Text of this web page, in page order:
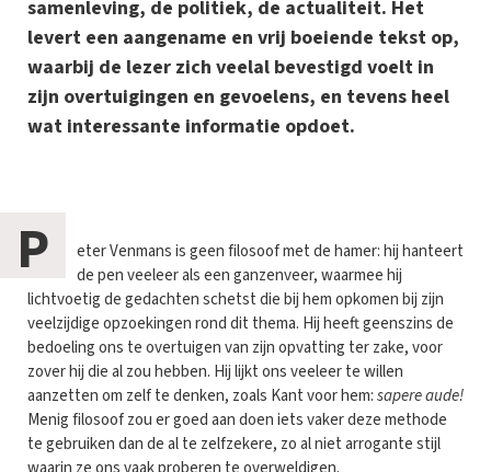
samenleving, de politiek, de actualiteit. Het
levert een aangename en vrij boeiende tekst op,
waarbij de lezer zich veelal bevestigd voelt in
zijn overtuigingen en gevoelens, en tevens heel
wat interessante informatie opdoet.
P
eter Venmans is geen filosoof met de hamer: hij hanteert
de pen veeleer als een ganzenveer, waarmee hij
lichtvoetig de gedachten schetst die bij hem opkomen bij zijn
veelzijdige opzoekingen rond dit thema. Hij heeft geenszins de
bedoeling ons te overtuigen van zijn opvatting ter zake, voor
zover hij die al zou hebben. Hij lijkt ons veeleer te willen
aanzetten om zelf te denken, zoals Kant voor hem:sapere aude!
Menig filosoof zou er goed aan doen iets vaker deze methode
te gebruiken dan de al te zelfzekere, zo al niet arrogante stijl